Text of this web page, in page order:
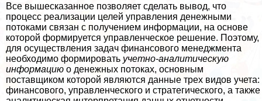
Все вышесказанное позволяет сделать вывод, что
процесс реализации целей управления денежными
потоками связан с получением информации, на основе
которой формируется управленческое решение. Поэтому,
для осуществления задач финансового менеджмента
необходимо формировать учетно-аналитическую
информацию о денежных потоках, основным
поставщиком которой являются данные трех видов учета:
финансового, управленческого и стратегического, а также